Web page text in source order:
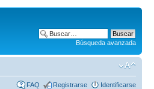
Búsqueda avanzada
FAQ Registrarse Identificarse